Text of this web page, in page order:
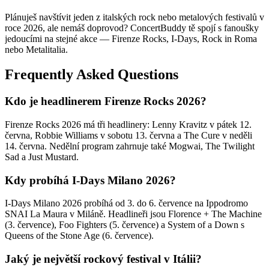
Plánuješ navštívit jeden z italských rock nebo metalových festivalů v
roce 2026, ale nemáš doprovod? ConcertBuddy tě spojí s fanoušky
jedoucími na stejné akce — Firenze Rocks, I-Days, Rock in Roma
nebo Metalitalia.
Frequently Asked Questions
Kdo je headlinerem Firenze Rocks 2026?
Firenze Rocks 2026 má tři headlinery: Lenny Kravitz v pátek 12.
června, Robbie Williams v sobotu 13. června a The Cure v neděli
14. června. Nedělní program zahrnuje také Mogwai, The Twilight
Sad a Just Mustard.
Kdy probíhá I-Days Milano 2026?
I-Days Milano 2026 probíhá od 3. do 6. července na Ippodromo
SNAI La Maura v Miláně. Headlineři jsou Florence + The Machine
(3. července), Foo Fighters (5. července) a System of a Down s
Queens of the Stone Age (6. července).
Jaký je největší rockový festival v Itálii?